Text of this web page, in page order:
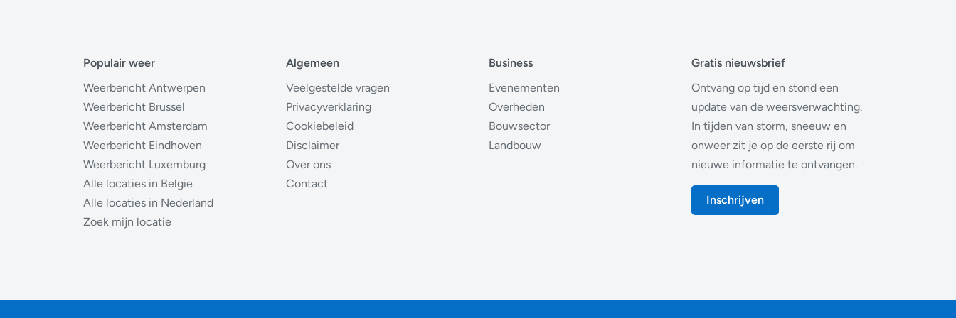
Populair weer
Weerbericht Antwerpen
Weerbericht Brussel
Weerbericht Amsterdam
Weerbericht Eindhoven
Weerbericht Luxemburg
Alle locaties in België
Alle locaties in Nederland
Zoek mijn locatie
Algemeen
Veelgestelde vragen
Privacyverklaring
Cookiebeleid
Disclaimer
Over ons
Contact
Business
Evenementen
Overheden
Bouwsector
Landbouw
Gratis nieuwsbrief
Ontvang op tijd en stond een
update van de weersverwachting.
In tijden van storm, sneeuw en
onweer zit je op de eerste rij om
nieuwe informatie te ontvangen.
Inschrijven